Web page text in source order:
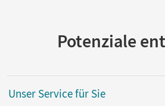
Potenziale
Unser Service für Sie